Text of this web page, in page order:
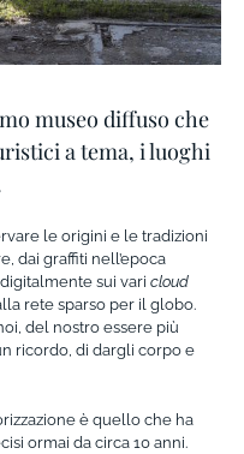
museo diffuso che
a tema, i luoghi
le origini e le tradizioni
dai graffiti nell’epoca
sui varicloud
rete sparso per il globo.
del nostro essere più
ricordo, di dargli corpo e
è quello che ha
ormai da circa 10 anni.